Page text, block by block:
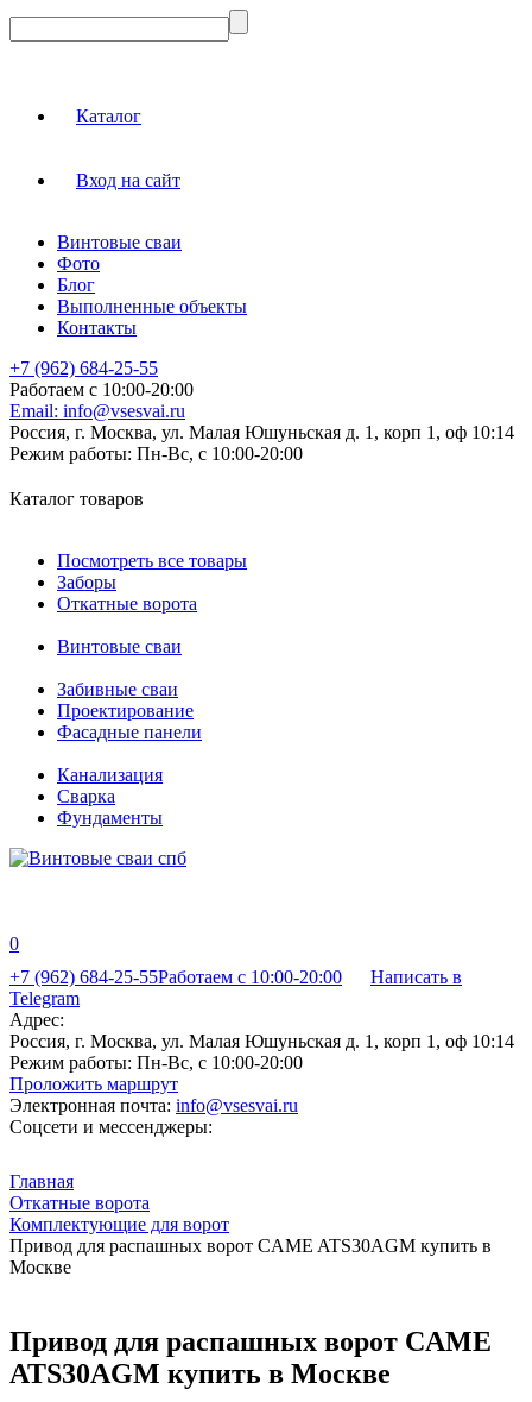
Каталог
Вход на сайт
Винтовые сваи
Фото
Блог
Выполненные объекты
Контакты
+7 (962) 684-25-55
Работаем с 10:00-20:00
Email: info@vsesvai.ru
Россия, г. Москва, ул. Малая Юшуньская д. 1, корп 1, оф 10:14
Режим работы: Пн-Вс, с 10:00-20:00
Каталог товаров
Посмотреть все товары
Заборы
Откатные ворота
Винтовые сваи
Забивные сваи
Проектирование
Фасадные панели
Канализация
Сварка
Фундаменты
0
+7 (962) 684-25-55Работаем с 10:00-20:00
Написать в
Telegram
Адрес:
Россия, г. Москва, ул. Малая Юшуньская д. 1, корп 1, оф 10:14
Режим работы: Пн-Вс, с 10:00-20:00
Проложить маршрут
Электронная почта: info@vsesvai.ru
Соцсети и мессенджеры:
Главная
Откатные ворота
Комплектующие для ворот
Привод для распашных ворот CAME ATS30AGM купить в
Москве
Привод для распашных ворот CAME
ATS30AGM купить в Москве